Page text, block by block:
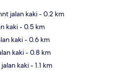
jalan kaki- 0.2 km
kaki- 0.5 km
kaki- 0.6 km
kaki- 0.8 km
kaki- 1.1 km